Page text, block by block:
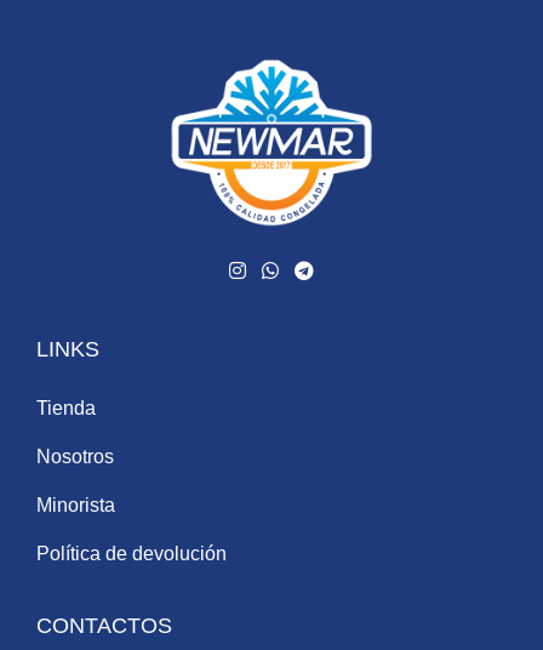
LINKS
Tienda
Nosotros
Minorista
Política de devolución
CONTACTOS